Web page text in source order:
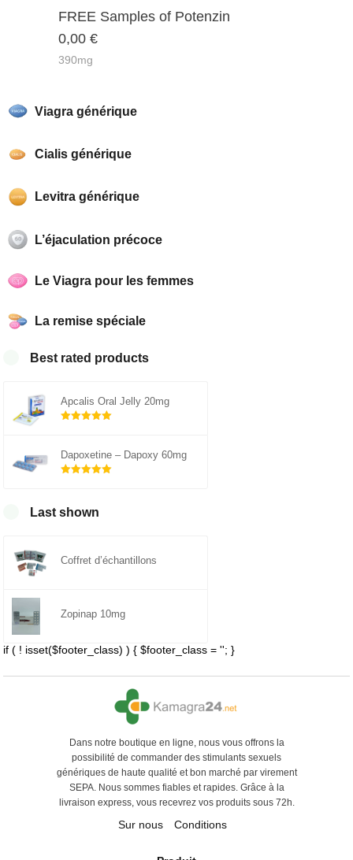
Viagra générique
Cialis générique
Levitra générique
L’éjaculation précoce
Le Viagra pour les femmes
La remise spéciale
Best rated products
Apcalis Oral Jelly 20mg
Dapoxetine – Dapoxy 60mg
Last shown
Coffret d’échantillons
Zopinap 10mg
FREE Samples of Potenzin
0,00 €
390mg
if ( ! isset($footer_class) ) { $footer_class = ''; }
Dans notre boutique en ligne, nous vous offrons la
possibilité de commander des stimulants sexuels
génériques de haute qualité et bon marché par virement
SEPA. Nous sommes fiables et rapides. Grâce à la
livraison express, vous recevrez vos produits sous 72h.
Sur nous Conditions